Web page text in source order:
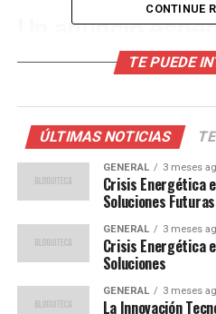
Un anuncio
celebrado
El anuncio de su
un video divertido que
icónicas de Mendoza. Este
de especulación desde su
estelar de Fox Sports,La
ESPN escribió:
“Acá sí
Gustavo
CONTINUE
TE PUEDE
ÚLTIMAS NOTICIAS
GENERAL 3 meses
Crisis Energética
Soluciones Futuras
GENERAL 3 meses
Crisis Energética
Soluciones
GENERAL 3 meses
La Innovación